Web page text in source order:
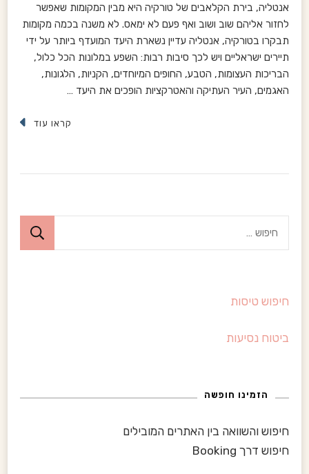
אנטליה, בירת הקלאבים של טורקיה היא מבין המקומות שאפשר
לחזור אליהם שוב ושוב ואף פעם לא ימאס. לא משנה בכמה מקומות
תבקרו בטורקיה, אנטליה עדיין נשארת היעד המועדף ביותר על ידי
תיירים ישראליים ויש לכך סיבות רבות: השפע במלונות הכל כלול,
הבריכות העצומות, הטבע, החופים המיוחדים, הקניות, הלגונות,
האגמים, העיר העתיקה והאטרקציות הופכים את היעד …
קראו עוד
ש
חיפוש טיסות
ביטוח נסיעות
הזמינו חופשה
חיפוש והשוואה בין האתרים המובילים
חיפוש דרך Booking